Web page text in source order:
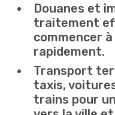
Douanes et
traitement
commencer
rapidement.
Transport
taxis,
trains pour